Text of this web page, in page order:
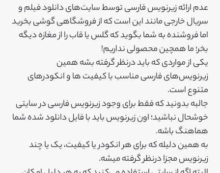
عدم ارائه زیرنویس فارسی توسط سایت‌های دانلود فیلم و
سریال خارجی مانند این است که از فروشگاهی گوشی بخرید
اما فروشنده به شما بگوید که گلس یا قاب را از مغازه دیگه
بخر؛ ما همچین محصولی نداریم!
یکی از مواردی که باید درنظر گرفته بشه همین
زیرنویس‌های فارسی مناسب با کیفیت ها و انکودرهای
متنوع است.
جالبه بدونید که فقط برای وجود زیرنویس فارسی در سایتی
خوشحال نباشید؛ اون زیرنویس باید با فایل دانلود شده شما
هماهنگ باشه.
به همین دلیله که برای هر انکودر یا کیفیت، یک یا چند
زیرنویس مجزا درنظر گرفته میشه.